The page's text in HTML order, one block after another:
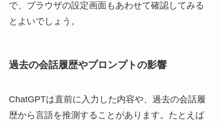
で、ブラウザの設定画面もあわせて確認してみる
とよいでしょう。
過去の会話履歴やプロンプトの影響
ChatGPTは直前に入力した内容や、過去の会話履
歴から言語を推測することがあります。たとえば